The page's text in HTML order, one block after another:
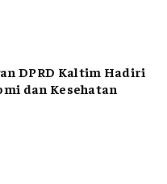
DPRD Kaltim Hadiri
dan Kesehatan